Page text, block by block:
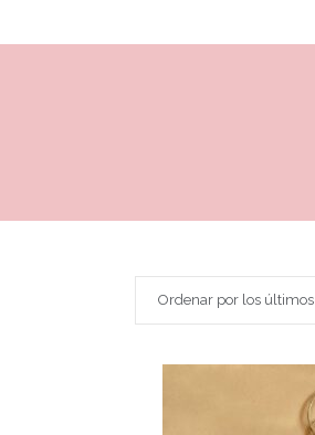
Ordenar por los últimos